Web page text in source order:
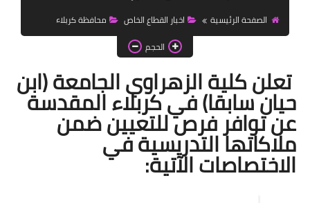
الاخبار العامة
الصفحة الرئيسية
اخبار القطاع الخاص
محافظة كربلاء
الحجم
تعلن كلية الزهراوي الجامعة (ابن
حيان سابقا) في كربلاء المقدسة
عن توافر فرص للتعيين ضمن
ملاكاتها التدريسية في
الاختصاصات الآتية: